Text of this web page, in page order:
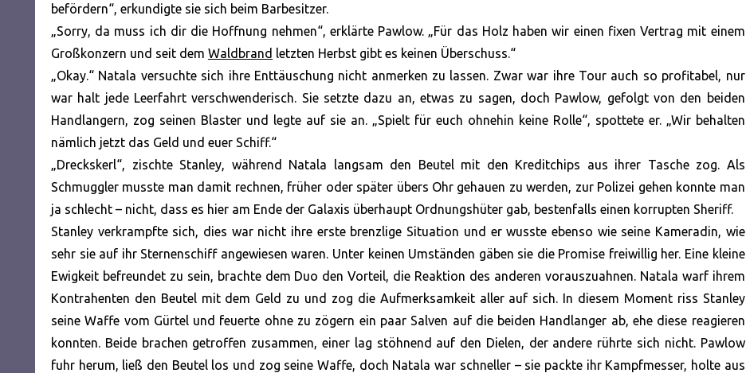
befördern“, erkundigte sie sich beim Barbesitzer.
„Sorry, da muss ich dir die Hoffnung nehmen“, erklärte Pawlow. „Für das Holz haben wir einen fixen Vertrag mit einem
Großkonzern und seit dem Waldbrand letzten Herbst gibt es keinen Überschuss.“
„Okay.“ Natala versuchte sich ihre Enttäuschung nicht anmerken zu lassen. Zwar war ihre Tour auch so profitabel, nur
war halt jede Leerfahrt verschwenderisch. Sie setzte dazu an, etwas zu sagen, doch Pawlow, gefolgt von den beiden
Handlangern, zog seinen Blaster und legte auf sie an. „Spielt für euch ohnehin keine Rolle“, spottete er. „Wir behalten
nämlich jetzt das Geld und euer Schiff.“
„Dreckskerl“, zischte Stanley, während Natala langsam den Beutel mit den Kreditchips aus ihrer Tasche zog. Als
Schmuggler musste man damit rechnen, früher oder später übers Ohr gehauen zu werden, zur Polizei gehen konnte man
ja schlecht – nicht, dass es hier am Ende der Galaxis überhaupt Ordnungshüter gab, bestenfalls einen korrupten Sheriff.
Stanley verkrampfte sich, dies war nicht ihre erste brenzlige Situation und er wusste ebenso wie seine Kameradin, wie
sehr sie auf ihr Sternenschiff angewiesen waren. Unter keinen Umständen gäben sie die Promise freiwillig her. Eine kleine
Ewigkeit befreundet zu sein, brachte dem Duo den Vorteil, die Reaktion des anderen vorauszuahnen. Natala warf ihrem
Kontrahenten den Beutel mit dem Geld zu und zog die Aufmerksamkeit aller auf sich. In diesem Moment riss Stanley
seine Waffe vom Gürtel und feuerte ohne zu zögern ein paar Salven auf die beiden Handlanger ab, ehe diese reagieren
konnten. Beide brachen getroffen zusammen, einer lag stöhnend auf den Dielen, der andere rührte sich nicht. Pawlow
fuhr herum, ließ den Beutel los und zog seine Waffe, doch Natala war schneller – sie packte ihr Kampfmesser, holte aus